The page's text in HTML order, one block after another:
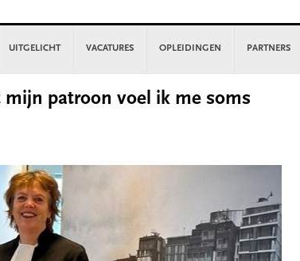
UITGELICHT VACATURES OPLEIDINGEN PARTNERS
mijn patroon voel ik me soms